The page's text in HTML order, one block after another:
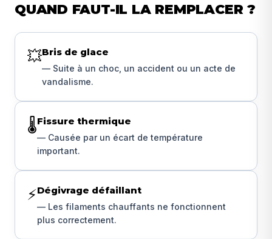
QUAND FAUT-IL LA REMPLACER ?
💥Bris de glace
— Suite à un choc, un accident ou un acte de
vandalisme.
🌡️Fissure thermique
— Causée par un écart de température
important.
⚡Dégivrage défaillant
— Les filaments chauffants ne fonctionnent
plus correctement.